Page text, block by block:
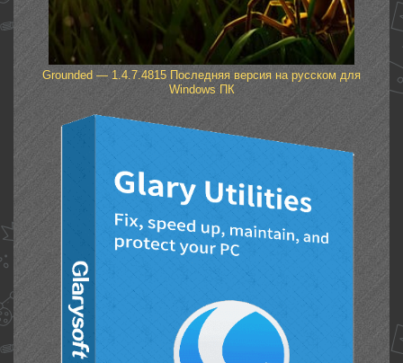
Grounded — 1.4.7.4815 Последняя версия на русском для
Windows ПК